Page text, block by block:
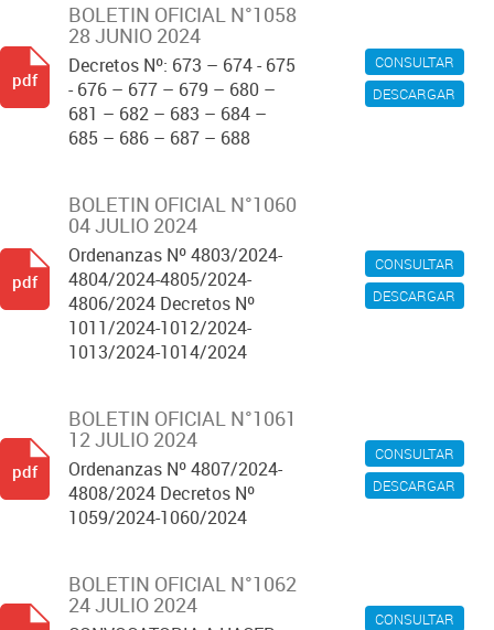
CONSULTAR
DESCARGAR
BOLETIN OFICIAL N°1058
28 JUNIO 2024
Decretos Nº: 673 – 674 - 675
- 676 – 677 – 679 – 680 –
681 – 682 – 683 – 684 –
685 – 686 – 687 – 688
pdf
CONSULTAR
DESCARGAR
BOLETIN OFICIAL N°1060
04 JULIO 2024
Ordenanzas Nº 4803/2024-
4804/2024-4805/2024-
4806/2024 Decretos Nº
1011/2024-1012/2024-
1013/2024-1014/2024
pdf
CONSULTAR
DESCARGAR
BOLETIN OFICIAL N°1061
12 JULIO 2024
Ordenanzas Nº 4807/2024-
4808/2024 Decretos Nº
1059/2024-1060/2024
pdf
CONSULTAR
BOLETIN OFICIAL N°1062
24 JULIO 2024